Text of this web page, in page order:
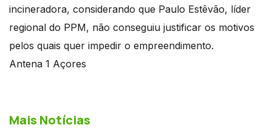
incineradora, considerando que Paulo Estêvão, líder
regional do PPM, não conseguiu justificar os motivos
pelos quais quer impedir o empreendimento.
Antena 1 Açores
Mais Notícias